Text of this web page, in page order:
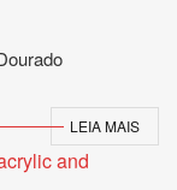
LEIA MAIS